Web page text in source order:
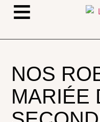
≡
NOS
MARIÉE